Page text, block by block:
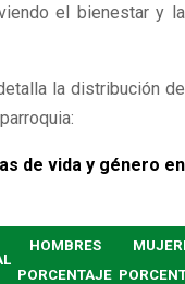
el bienestar y la
la distribución de
de vida y género en
HOMBRES
PORCENTAJE